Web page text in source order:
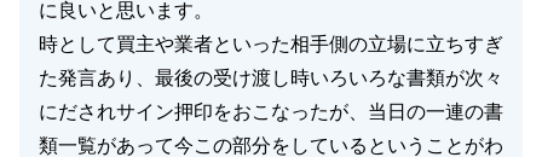
に良いと思います。
時として買主や業者といった相手側の立場に立ちすぎ
た発言あり、最後の受け渡し時いろいろな書類が次々
にだされサイン押印をおこなったが、当日の一連の書
類一覧があって今この部分をしているということがわ